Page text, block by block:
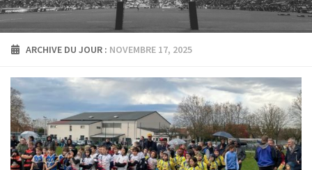
ARCHIVE DU JOUR : NOVEMBRE 17, 2025